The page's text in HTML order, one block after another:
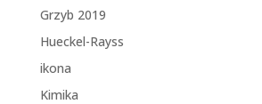
Grzyb 2019
Hueckel-Rayss
ikona
Kimika